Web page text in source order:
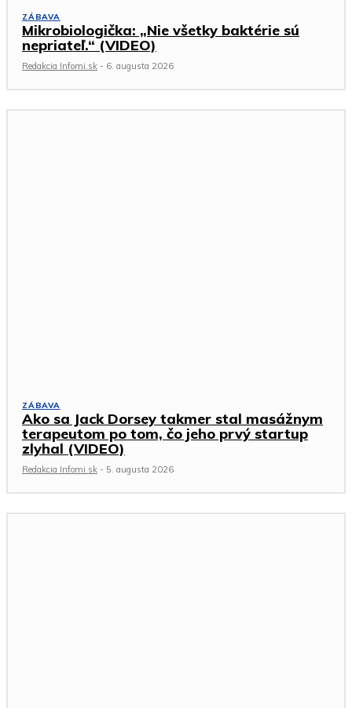
ZÁBAVA
Mikrobiologička: „Nie všetky baktérie sú
nepriateľ.“ (VIDEO)
Redakcia Infomi.sk - 6. augusta 2026
ZÁBAVA
Ako sa Jack Dorsey takmer stal masážnym
terapeutom po tom, čo jeho prvý startup
zlyhal (VIDEO)
Redakcia Infomi.sk - 5. augusta 2026